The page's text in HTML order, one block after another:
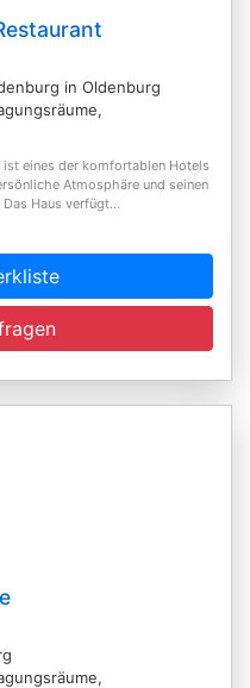
in Oldenburg
eines der komfortablen Hotels
Atmosphäre und seinen
Haus verfügt...